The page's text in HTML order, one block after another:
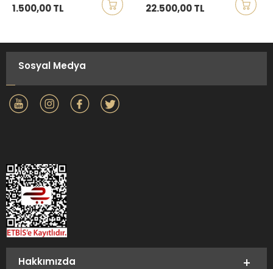
1.500,00 TL 22.500,00 TL
Sosyal Medya
Hakkımızda